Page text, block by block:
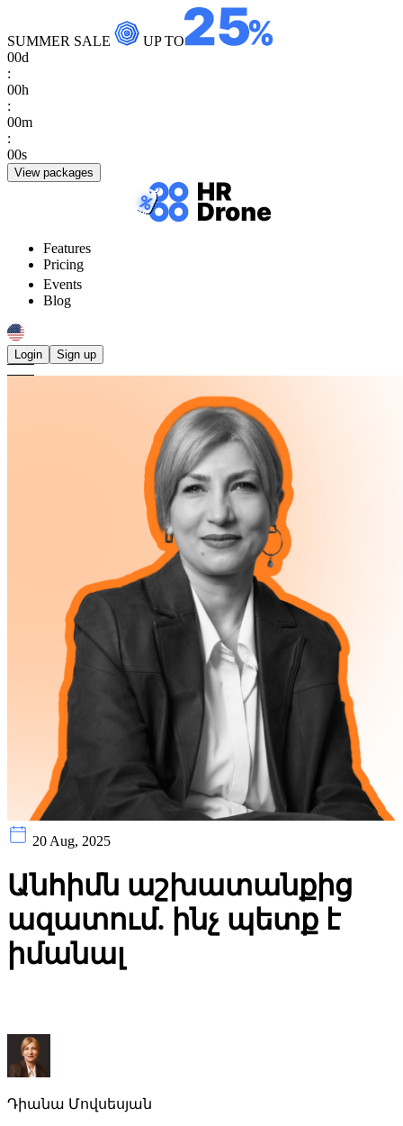
SUMMER SALE
UP TO
00d
:
00h
:
00m
:
00s
View packages
Features
Pricing
Events
Blog
Login Sign up
20 Aug, 2025
Անհիմն աշխատանքից
ազատում. ինչ պետք է
իմանալ
Դիանա Մովսեսյան